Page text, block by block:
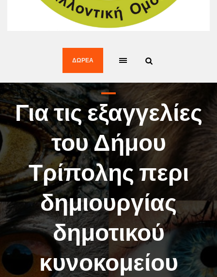
ΔΩΡΕΆ
Για τις εξαγγελίες
του Δήμου
Τρίπολης περι
δημιουργίας
δημοτικού
κυνοκομείου